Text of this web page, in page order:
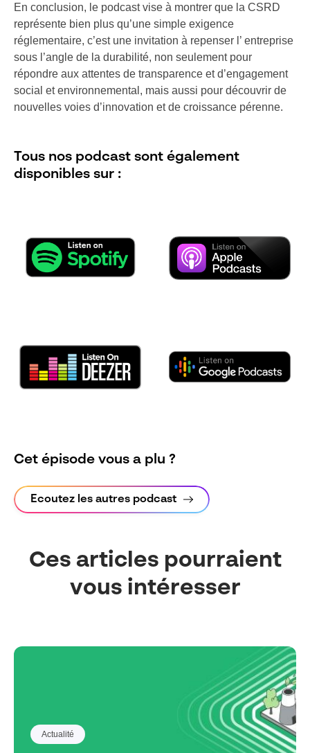
En conclusion, le podcast vise à montrer que la CSRD
représente bien plus qu’une simple exigence
réglementaire, c’est une invitation à repenser l’ entreprise
sous l’angle de la durabilité, non seulement pour
répondre aux attentes de transparence et d’engagement
social et environnemental, mais aussi pour découvrir de
nouvelles voies d’innovation et de croissance pérenne.
Tous nos podcast sont également
disponibles sur :
Cet épisode vous a plu ?
Ecoutez les autres podcast
Ces articles pourraient
vous intéresser
Actualité